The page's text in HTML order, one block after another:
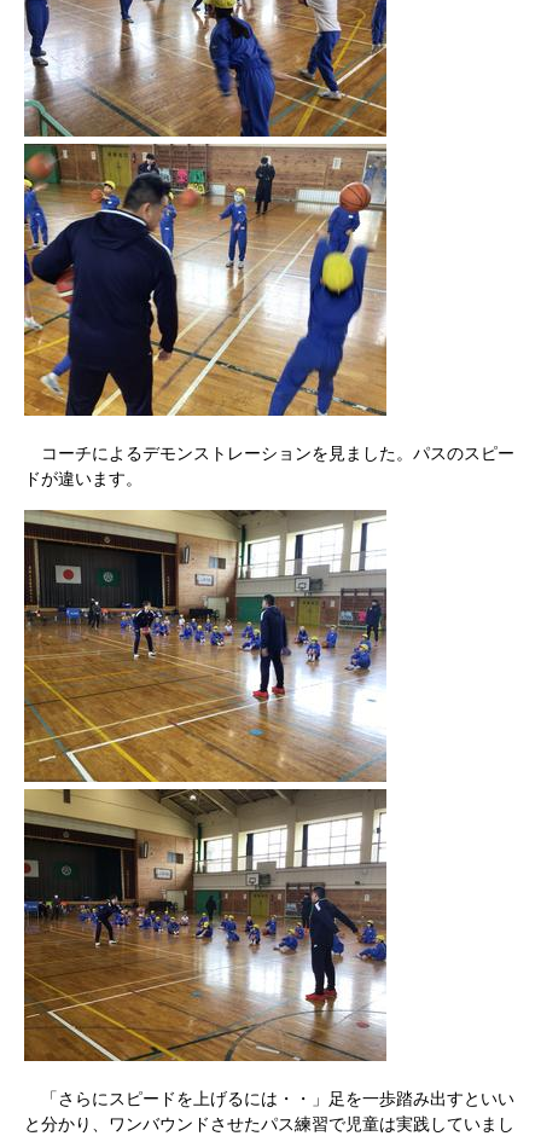
コーチによるデモンストレーションを見ました。パスのスピー
ドが違います。
「さらにスピードを上げるには・・」足を一歩踏み出すといい
と分かり、ワンバウンドさせたパス練習で児童は実践していまし